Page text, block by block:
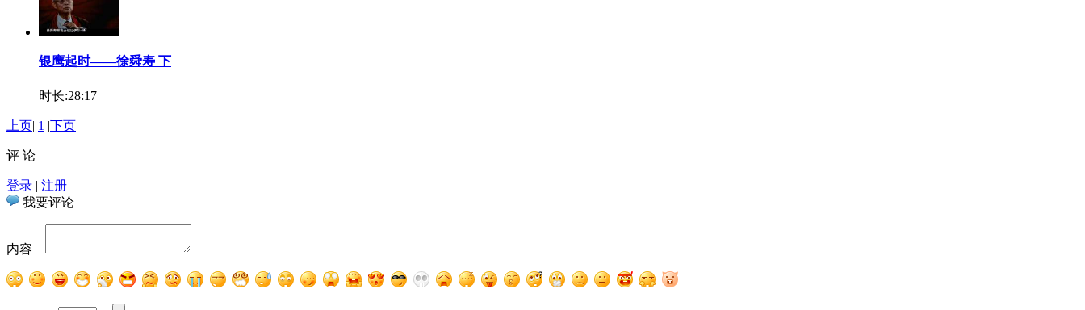
银鹰起时——徐舜寿 下
时长:28:17
上页| 1 |下页
评 论
登录 | 注册
我要评论
内容